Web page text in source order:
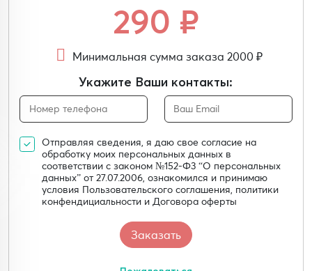
290 ₽
Минимальная сумма заказа 2000 ₽
Укажите Ваши контакты:
Отправляя сведения, я даю свое согласие на
обработку моих персональных данных в
соответствии с законом №152-Ф3 “О персональных
данных” от 27.07.2006, ознакомился и принимаю
условия Пользовательского соглашения, политики
конфендициальности и Договора оферты